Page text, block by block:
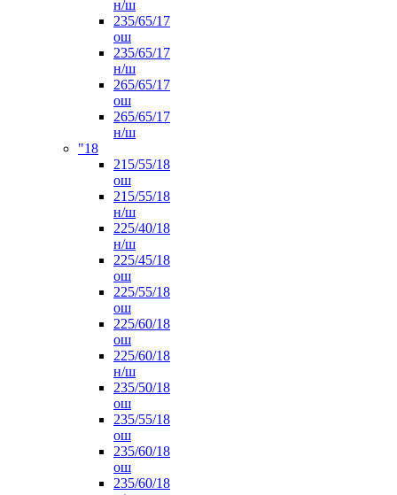
н/ш
235/65/17
ош
235/65/17
н/ш
265/65/17
ош
265/65/17
н/ш
"18
215/55/18
ош
215/55/18
н/ш
225/40/18
н/ш
225/45/18
ош
225/55/18
ош
225/60/18
ош
225/60/18
н/ш
235/50/18
ош
235/55/18
ош
235/60/18
ош
235/60/18